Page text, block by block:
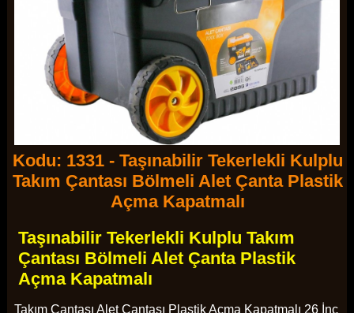
Kodu: 1331 - Taşınabilir Tekerlekli Kulplu
Takım Çantası Bölmeli Alet Çanta Plastik
Açma Kapatmalı
Taşınabilir Tekerlekli Kulplu Takım
Çantası Bölmeli Alet Çanta Plastik
Açma Kapatmalı
Takım Çantası Alet Çantası Plastik Açma Kapatmalı 26 İnç